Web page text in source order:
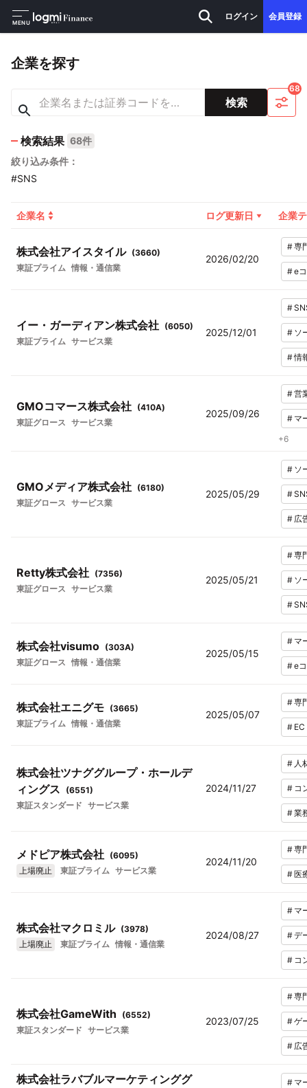
MENU
ログイン 会員登録
企業を探す
検索
68
検索結果 68件
絞り込み条件：
#SNS
企業名 ログ更新日 企業
株式会社アイスタイル (3660)
東証プライム 情報・通信業
2026/02/20
#専
#e
イー・ガーディアン株式会社 (6050)
東証プライム サービス業
2025/12/01
#
# ソ
#情
GMOコマース株式会社 (410A)
東証グロース サービス業
2025/09/26
#営
# マ
+6
GMOメディア株式会社 (6180)
東証グロース サービス業
2025/05/29
# ソ
#
# 広
Retty株式会社 (7356)
東証グロース サービス業
2025/05/21
#専
# ソ
#
株式会社visumo (303A)
東証グロース 情報・通信業
2025/05/15
# マ
#e
株式会社エニグモ (3665)
東証プライム 情報・通信業
2025/05/07
#専
#
株式会社ツナググループ・ホールデ
ィングス
(6551)
東証スタンダード サービス業
2024/11/27
# 人
# コ
#業
メドピア株式会社 (6095)
上場廃止
東証プライム サービス業
2024/11/20
#専
#医
株式会社マクロミル (3978)
上場廃止
東証プライム 情報・通信業
2024/08/27
# マ
#デ
# コ
株式会社GameWith (6552)
東証スタンダード サービス業
2023/07/25
#専
#ゲ
# 広
株式会社ラバブルマーケティンググ
# マ